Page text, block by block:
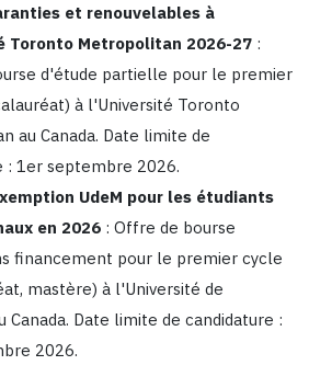
et renouvelables à
Toronto Metropolitan 2026-27 :
d'étude partielle pour le premier
à l'Université Toronto
au Canada. Date limite de
: 1er septembre 2026.
UdeM pour les étudiants
en 2026 : Offre de bourse
financement pour le premier cycle
mastère) à l'Université de
Canada. Date limite de candidature :
2026.